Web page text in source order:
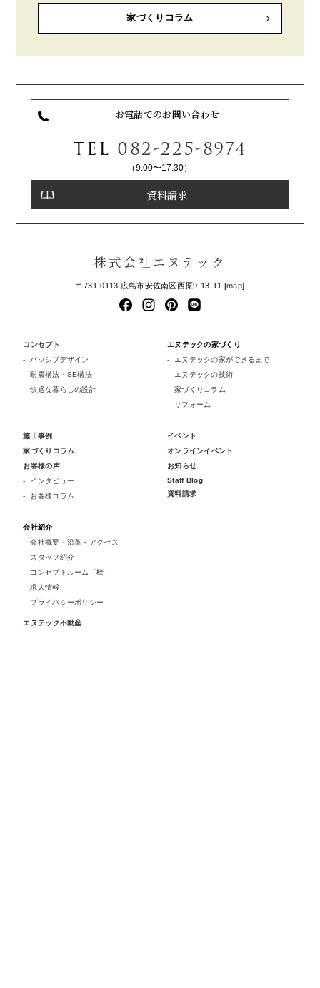
家づくりコラム
お電話でのお問い合わせ
TEL 082-225-8974
（9:00〜17:30）
資料請求
株式会社エヌテック
〒731-0113 広島市安佐南区西原9-13-11 [map]
コンセプト
パッシブデザイン
耐震構法・SE構法
快適な暮らしの設計
エヌテックの家づくり
エヌテックの家ができるまで
エヌテックの技術
家づくりコラム
リフォーム
施工事例
家づくりコラム
お客様の声
インタビュー
お客様コラム
イベント
オンラインイベント
お知らせ
Staff Blog
資料請求
会社紹介
会社概要・沿革・アクセス
スタッフ紹介
コンセプトルーム「檪」
求人情報
プライバシーポリシー
エヌテック不動産